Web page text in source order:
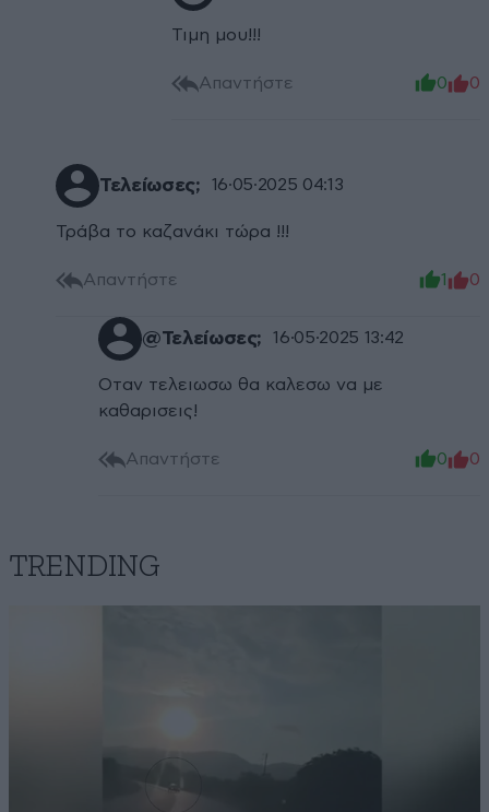
Τιμη μου!!!
Απαντήστε 0 0
Τελείωσες; 16·05·2025 04:13
Τράβα το καζανάκι τώρα !!!
Απαντήστε 1 0
@Τελείωσες; 16·05·2025 13:42
Οταν τελειωσω θα καλεσω να με
καθαρισεις!
Απαντήστε 0 0
TRENDING